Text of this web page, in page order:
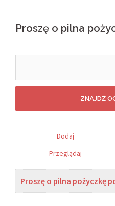
Proszę o pilna
Dodaj
Przeglądaj
Proszę o pilna pożyczkę